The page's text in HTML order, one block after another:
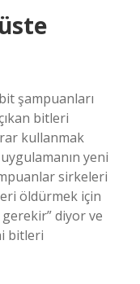
şampuanları
bitleri
kullanmak
yeni
sirkeleri
öldürmek için
diyor ve
bitleri